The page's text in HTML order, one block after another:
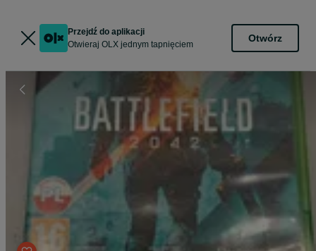
Przejdź do aplikacji
Otwieraj OLX jednym tapnięciem
Otwórz